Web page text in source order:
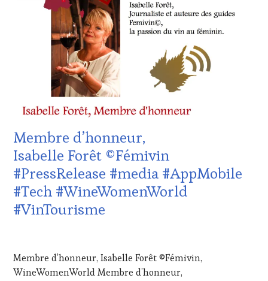
TASTING
TOURISME,
CLÉS
VIN
ET
DE
LA
HAUTE
GASTRONOMIE
FRANÇAISE,
WINE
TASTING,
Membre d’honneur,
Isabelle Forêt ©Fémivin
#PressRelease #media #AppMobile
#Tech #WineWomenWorld
#VinTourisme
2024
Membre d’honneur, Isabelle Forêt ©Fémivin,
WineWomenWorld Membre d’honneur,